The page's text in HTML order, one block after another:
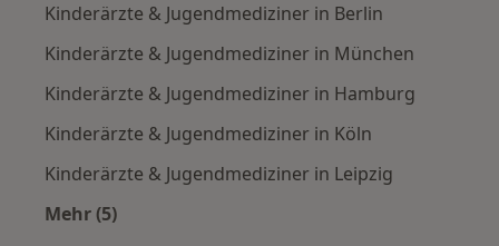
Kinderärzte & Jugendmediziner in Berlin
Kinderärzte & Jugendmediziner in München
Kinderärzte & Jugendmediziner in Hamburg
Kinderärzte & Jugendmediziner in Köln
Kinderärzte & Jugendmediziner in Leipzig
Mehr (5)